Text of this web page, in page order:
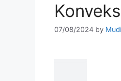
07/08/2024 by